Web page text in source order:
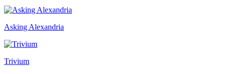
Asking Alexandria
Trivium